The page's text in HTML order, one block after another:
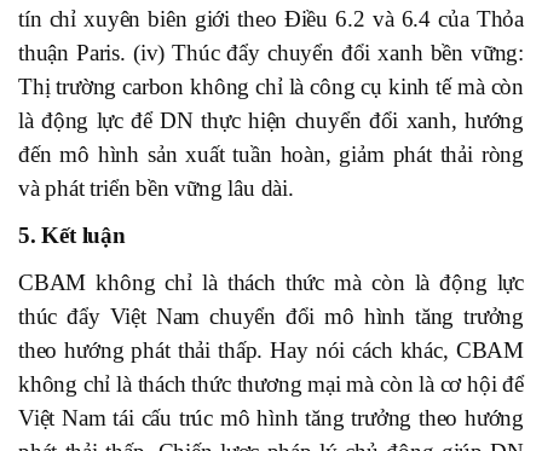
tín chỉ xuyên biên giới theo Điều 6.2 và 6.4 của Thỏa
thuận Paris. (iv) Thúc đẩy chuyển đổi xanh bền vững:
Thị trường carbon không chỉ là công cụ kinh tế mà còn
là động lực để DN thực hiện chuyển đổi xanh, hướng
đến mô hình sản xuất tuần hoàn, giảm phát thải ròng
và phát triển bền vững lâu dài.
5. Kết luận
CBAM không chỉ là thách thức mà còn là động lực
thúc đẩy Việt Nam chuyển đổi mô hình tăng trưởng
theo hướng phát thải thấp. Hay nói cách khác, CBAM
không chỉ là thách thức thương mại mà còn là cơ hội để
Việt Nam tái cấu trúc mô hình tăng trưởng theo hướng